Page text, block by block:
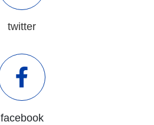
twitter
facebook